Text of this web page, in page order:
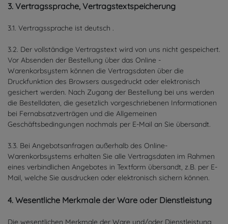
3. Vertragssprache, Vertragstextspeicherung
3.1. Vertragssprache ist deutsch .
3.2. Der vollständige Vertragstext wird von uns nicht gespeichert.
Vor Absenden der Bestellung über das Online -
Warenkorbsystem können die Vertragsdaten über die
Druckfunktion des Browsers ausgedruckt oder elektronisch
gesichert werden. Nach Zugang der Bestellung bei uns werden
die Bestelldaten, die gesetzlich vorgeschriebenen Informationen
bei Fernabsatzverträgen und die Allgemeinen
Geschäftsbedingungen nochmals per E-Mail an Sie übersandt.
3.3. Bei Angebotsanfragen außerhalb des Online-
Warenkorbsystems erhalten Sie alle Vertragsdaten im Rahmen
eines verbindlichen Angebotes in Textform übersandt, z.B. per E-
Mail, welche Sie ausdrucken oder elektronisch sichern können.
4. Wesentliche Merkmale der Ware oder Dienstleistung
Die wesentlichen Merkmale der Ware und/oder Dienstleistung